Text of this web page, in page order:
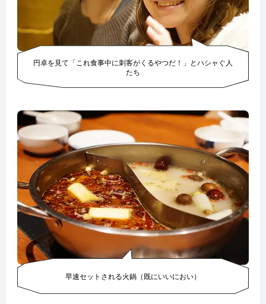
円卓を見て「これ食事中に刺客がくるやつだ！」とハシャぐ人
たち
早速セットされる火鍋（既にいいにおい）